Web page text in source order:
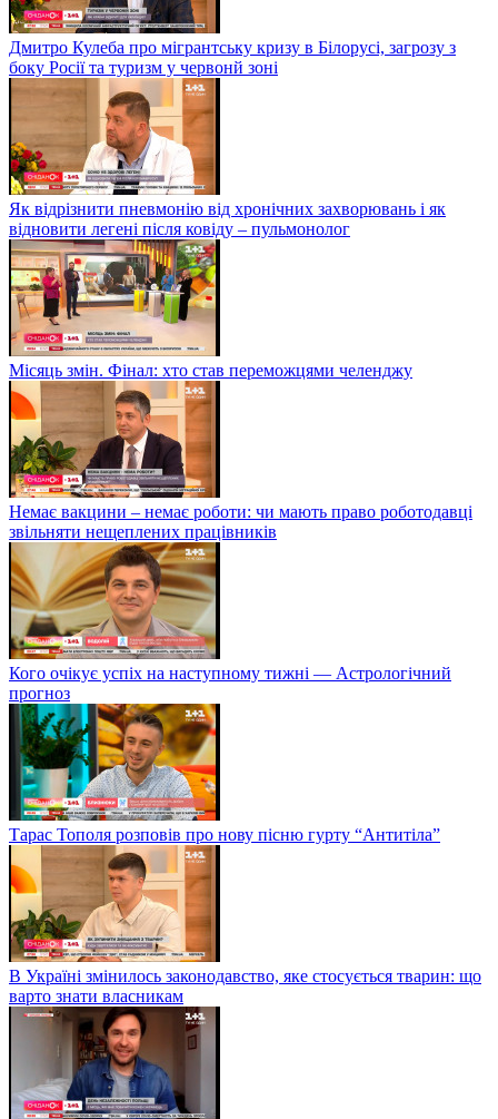
Дмитро Кулеба про мігрантську кризу в Білорусі, загрозу з
боку Росії та туризм у червонй зоні
Як відрізнити пневмонію від хронічних захворювань і як
відновити легені після ковіду – пульмонолог
Місяць змін. Фінал: хто став переможцями челенджу
Немає вакцини – немає роботи: чи мають право роботодавці
звільняти нещеплених працівників
Кого очікує успіх на наступному тижні — Астрологічний
прогноз
Тарас Тополя розповів про нову пісню гурту “Антитіла”
В Україні змінилось законодавство, яке стосується тварин: що
варто знати власникам